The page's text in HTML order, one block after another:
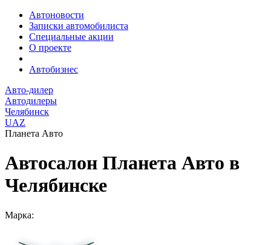
Автоновости
Записки автомобилиста
Специальные акции
О проекте
Автобизнес
Авто-дилер
Автодилеры
Челябинск
UAZ
Планета Авто
Автосалон Планета Авто в
Челябинске
Марка: